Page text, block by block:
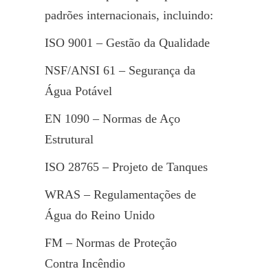
padrões internacionais, incluindo:
ISO 9001 – Gestão da Qualidade
NSF/ANSI 61 – Segurança da
Água Potável
EN 1090 – Normas de Aço
Estrutural
ISO 28765 – Projeto de Tanques
WRAS – Regulamentações de
Água do Reino Unido
FM – Normas de Proteção
Contra Incêndio